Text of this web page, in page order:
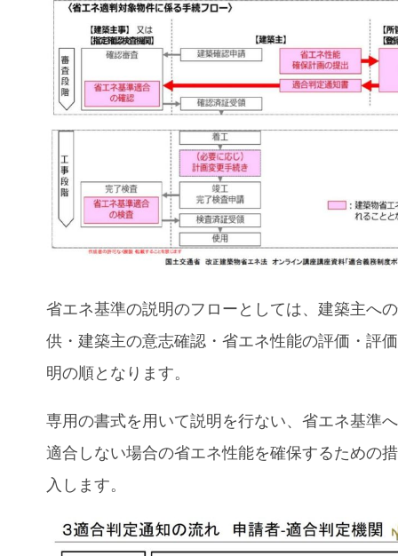
省エネ基準の説明のフローとしては、建築主へ
供・建築主の意志確認・省エネ性能の評価・評
明の順となります。
専用の書式を用いて説明を行ない、省エネ基準
適合しない場合の省エネ性能を確保するための
入します。